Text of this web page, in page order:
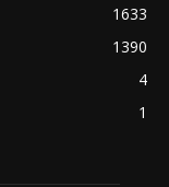
1633
1390
4
1